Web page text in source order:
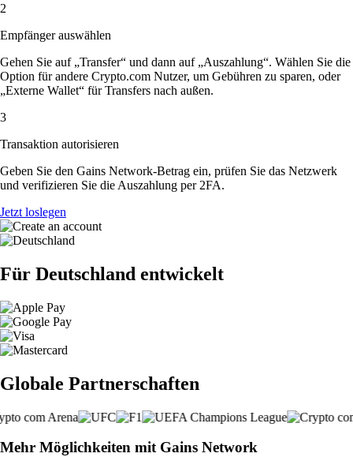
2
Empfänger auswählen
Gehen Sie auf „Transfer“ und dann auf „Auszahlung“. Wählen Sie die
Option für andere Crypto.com Nutzer, um Gebühren zu sparen, oder
„Externe Wallet“ für Transfers nach außen.
3
Transaktion autorisieren
Geben Sie den Gains Network-Betrag ein, prüfen Sie das Netzwerk
und verifizieren Sie die Auszahlung per 2FA.
Jetzt loslegen
Für Deutschland entwickelt
Globale Partnerschaften
Mehr Möglichkeiten mit Gains Network